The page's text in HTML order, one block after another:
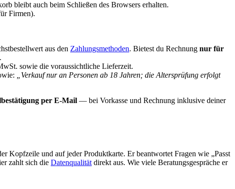
bleibt auch beim Schließen des Browsers erhalten.
Firmen).
aus den Zahlungsmethoden. Bietest du Rechnung nur für
sowie die voraussichtliche Lieferzeit.
„Verkauf nur an Personen ab 18 Jahren; die Altersprüfung erfolgt
per E-Mail — bei Vorkasse und Rechnung inklusive deiner
Kopfzeile und auf jeder Produktkarte. Er beantwortet Fragen wie „Passt
zahlt sich die Datenqualität direkt aus. Wie viele Beratungsgespräche er